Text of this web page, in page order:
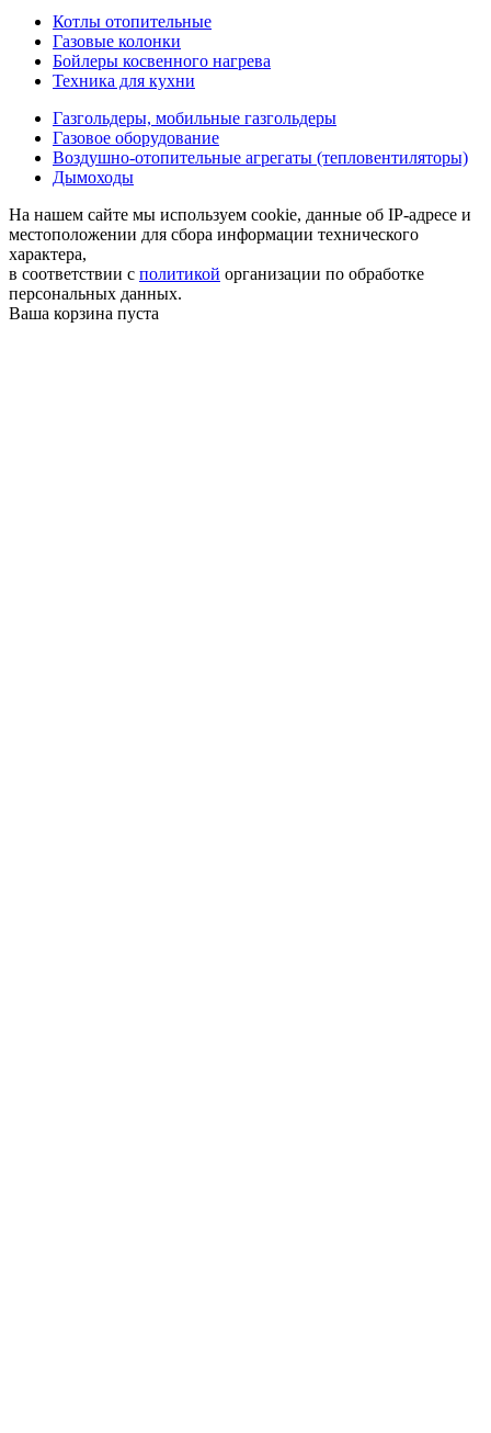
Котлы отопительные
Газовые колонки
Бойлеры косвенного нагрева
Техника для кухни
Газгольдеры, мобильные газгольдеры
Газовое оборудование
Воздушно-отопительные агрегаты (тепловентиляторы)
Дымоходы
На нашем сайте мы используем cookie, данные об IP-адресе и
местоположении для сбора информации технического
характера,
в соответствии с политикой организации по обработке
персональных данных.
Ваша корзина пуста